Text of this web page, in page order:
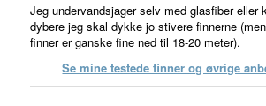
Jeg undervandsjager selv med glasfiber eller
dybere jeg skal dykke jo stivere finnerne
finner er ganske fine ned til 18-20 meter).
Se mine testede finner og øvrige